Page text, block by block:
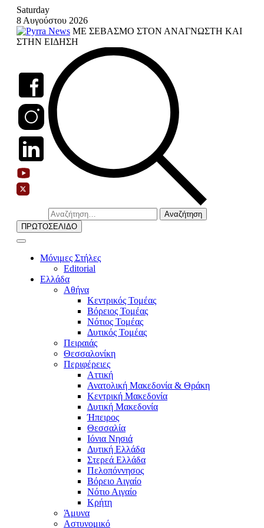
Skip
content
Saturday
8 Αυγούστου 2026
ΜΕ ΣΕΒΑΣΜΟ ΣΤΟΝ ΑΝΑΓΝΩΣΤΗ ΚΑΙ
ΣΤΗΝ ΕΙΔΗΣΗ
Αναζήτηση
για:
ΠΡΩΤΟΣΕΛΙΔΟ
Μόνιμες Στήλες
Editorial
Ελλάδα
Αθήνα
Κεντρικός Τομέας
Βόρειος Τομέας
Νότιος Τομέας
Δυτικός Τομέας
Πειραιάς
Θεσσαλονίκη
Περιφέρειες
Αττική
Ανατολική Μακεδονία & Θράκη
Κεντρική Μακεδονία
Δυτική Μακεδονία
Ήπειρος
Θεσσαλία
Ιόνια Νησιά
Δυτική Ελλάδα
Στερεά Ελλάδα
Πελοπόννησος
Βόρειο Αιγαίο
Νότιο Αιγαίο
Κρήτη
Άμυνα
Αστυνομικό